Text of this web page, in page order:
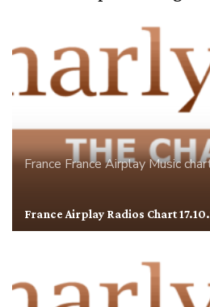
FranceFrance AirplayMusic
France Airplay Radios Chart